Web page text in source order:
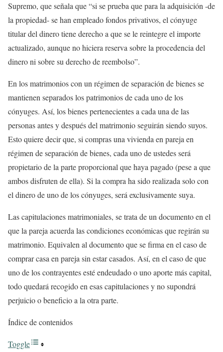
Supremo, que señala que “si se prueba que para la adquisición -de
la propiedad- se han empleado fondos privativos, el cónyuge
titular del dinero tiene derecho a que se le reintegre el importe
actualizado, aunque no hiciera reserva sobre la procedencia del
dinero ni sobre su derecho de reembolso”.
En los matrimonios con un régimen de separación de bienes se
mantienen separados los patrimonios de cada uno de los
cónyuges. Así, los bienes pertenecientes a cada una de las
personas antes y después del matrimonio seguirán siendo suyos.
Esto quiere decir que, si compras una vivienda en pareja en
régimen de separación de bienes, cada uno de ustedes será
propietario de la parte proporcional que haya pagado (pese a que
ambos disfruten de ella). Si la compra ha sido realizada solo con
el dinero de uno de los cónyuges, será exclusivamente suya.
Las capitulaciones matrimoniales, se trata de un documento en el
que la pareja acuerda las condiciones económicas que regirán su
matrimonio. Equivalen al documento que se firma en el caso de
comprar casa en pareja sin estar casados. Así, en el caso de que
uno de los contrayentes esté endeudado o uno aporte más capital,
todo quedará recogido en esas capitulaciones y no supondrá
perjuicio o beneficio a la otra parte.
Índice de contenidos
Toggle